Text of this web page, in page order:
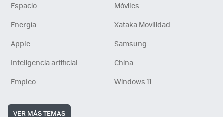
Espacio
Móviles
Energía
Xataka Movilidad
Apple
Samsung
Inteligencia artificial
China
Empleo
Windows 11
VER MÁS TEMAS